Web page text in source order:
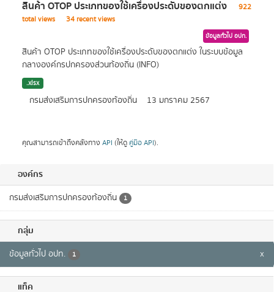
องค์กร
กรมส่งเสริมการปกครองท้องถิ่น 1
กลุ่ม
ข้อมูลทั่วไป อปท. 1 x
แท็ค
สินค้า OTOP ประเภทของใช้เครื่องประดับของตกแต่ง
922
total views
34 recent views
ข้อมูลทั่วไป อปท.
สินค้า OTOP ประเภทของใช้เครื่องประดับของตกแต่ง ในระบบข้อมูล
กลางองค์กรปกครองส่วนท้องถิ่น (INFO)
.xlsx
กรมส่งเสริมการปกครองท้องถิ่น 13 มกราคม 2567
คุณสามารถเข้าถึงคลังทาง API (ให้ดู คู่มือ API).